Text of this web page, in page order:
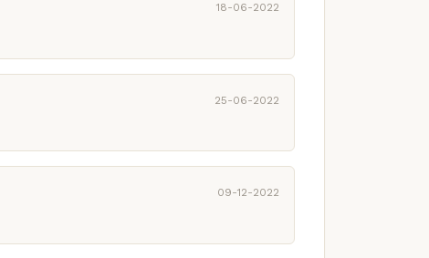
18-06-2022
25-06-2022
09-12-2022